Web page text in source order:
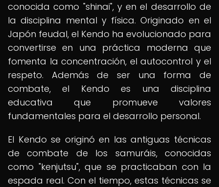
conocida como "shinai", y en el desarrollo de
la disciplina mental y física. Originado en el
Japón feudal, el Kendo ha evolucionado para
convertirse en una práctica moderna que
fomenta la concentración, el autocontrol y el
respeto. Además de ser una forma de
combate, el Kendo es una disciplina
educativa que promueve valores
fundamentales para el desarrollo personal.
El Kendo se originó en las antiguas técnicas
de combate de los samuráis, conocidas
como "kenjutsu", que se practicaban con la
espada real. Con el tiempo, estas técnicas se